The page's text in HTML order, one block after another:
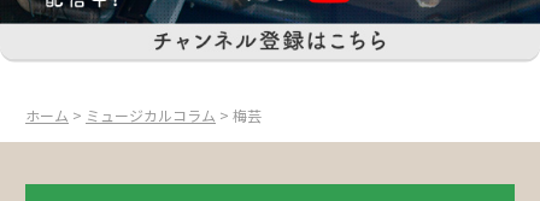
ホーム > ミュージカルコラム > 梅芸